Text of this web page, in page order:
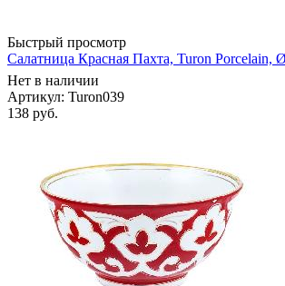
Быстрый просмотр
Салатница Красная Пахта, Turon Porcelain,
Нет в наличии
Артикул: Turon039
138 руб.